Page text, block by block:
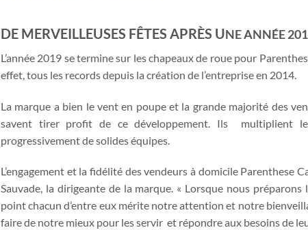
DE MERVEILLEUSES FÊTES APRÈS UNE ANNÉE
L’année 2019 se termine sur les chapeaux de roue pour
effet, tous les records depuis la création de l’entreprise en 2014.
La marque a bien le vent en poupe et la grande majorité des
savent tirer profit de ce développement. Ils multiplient
progressivement de solides équipes.
L’engagement et la fidélité des vendeurs à domicile
Sauvade, la dirigeante de la marque. « Lorsque nous
point chacun d’entre eux mérite notre attention et notre
faire de notre mieux pour les servir et répondre aux besoins de